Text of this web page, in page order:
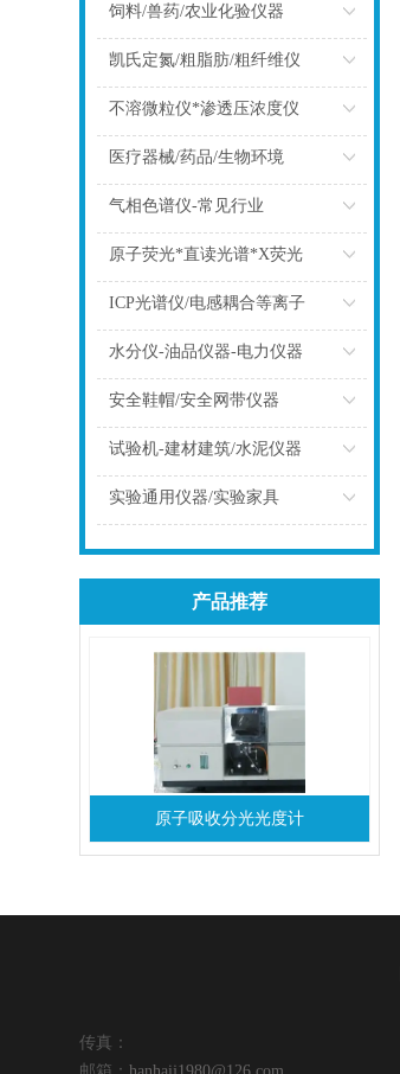
饲料/兽药/农业化验仪器
点击
凯氏定氮/粗脂肪/粗纤维仪
点击
不溶微粒仪*渗透压浓度仪
医疗器械/药品/生物环境
气相色谱仪-常见行业
点击
原子荧光*直读光谱*X荧光
点击
ICP光谱仪/电感耦合等离子
点击
水分仪-油品仪器-电力仪器
安全鞋帽/安全网带仪器
点击
试验机-建材建筑/水泥仪器
实验通用仪器/实验家具
产品推荐
原子吸收分光光度计
传真：